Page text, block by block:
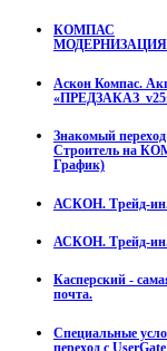
КОМПАС
Аскон Компас.
Знакомый
Строитель на
График)
АСКОН. Трейд-
АСКОН. Трейд-
Касперский -
почта.
Специальные
переход с